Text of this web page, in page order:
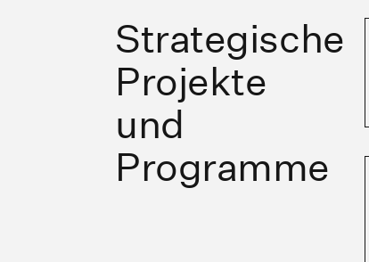
Strategische
Projekte
und
Programme